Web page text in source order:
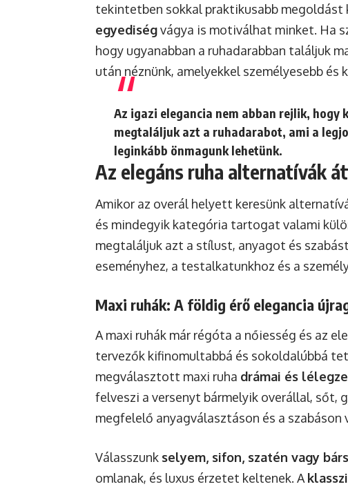
tekintetben sokkal praktikusabb megoldást
egyediségvágya is motiválhat minket. Ha
hogy ugyanabban a ruhadarabban találjuk
után néznünk, amelyekkel személyesebb
Az igazi elegancia nem abban rejlik,
megtaláljuk azt a ruhadarabot, ami a
leginkább önmagunk lehetünk.
Az elegáns ruha alternatívák
Amikor az overál helyett keresünk
és mindegyik kategória tartogat valami
megtaláljuk azt a stílust, anyagot és
eseményhez, a testalkatunkhoz és a
Maxi ruhák: A földig érő elegancia
A maxi ruhák már régóta a nőiesség és az
tervezők kifinomultabbá és sokoldalúbbá
megválasztott maxi ruha drámai és
felveszi a versenyt bármelyik overállal, sőt,
megfelelő anyagválasztáson és a szabáson
Válasszunk selyem, sifon, szatén vagy
omlanak, és luxus érzetet keltenek. A